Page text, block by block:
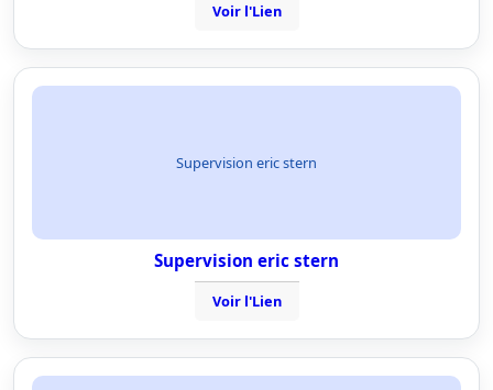
Voir l'Lien
Supervision eric stern
Supervision eric stern
Voir l'Lien